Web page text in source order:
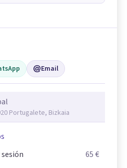
Email
Portugalete, Bizkaia
65 €